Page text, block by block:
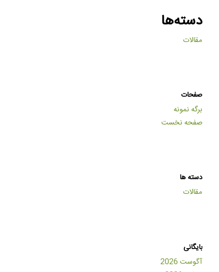
دسته‌ها
مقالات
صفحات
برگه نمونه
صفحه نخست
دسته ها
مقالات
بایگانی
آگوست 2026